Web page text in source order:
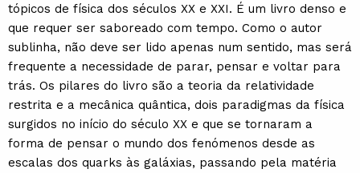
tópicos de física dos séculos XX e XXI. É um livro denso e
que requer ser saboreado com tempo. Como o autor
sublinha, não deve ser lido apenas num sentido, mas será
frequente a necessidade de parar, pensar e voltar para
trás. Os pilares do livro são a teoria da relatividade
restrita e a mecânica quântica, dois paradigmas da física
surgidos no início do século XX e que se tornaram a
forma de pensar o mundo dos fenómenos desde as
escalas dos quarks às galáxias, passando pela matéria